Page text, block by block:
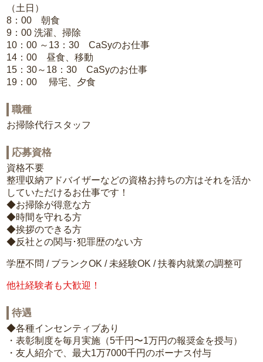
（土日）
8：00 朝食
9：00 洗濯、掃除
10：00 ～13：30 CaSyのお仕事
14：00 昼食、移動
15：30～18：30 CaSyのお仕事
19：00 帰宅、夕食
職種
お掃除代行スタッフ
応募資格
資格不要
整理収納アドバイザーなどの資格お持ちの方はそれを活か
していただけるお仕事です！
◆お掃除が得意な方
◆時間を守れる方
◆挨拶のできる方
◆反社との関与･犯罪歴のない方
学歴不問 / ブランクOK / 未経験OK / 扶養内就業の調整可
他社経験者も大歓迎！
待遇
◆各種インセンティブあり
・表彰制度を毎月実施（5千円〜1万円の報奨金を授与）
・友人紹介で、最大1万7000千円のボーナス付与